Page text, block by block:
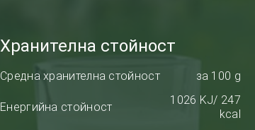
Хранителна стойност
Средна хранителна стойност за 100 g
Енергийна стойност
1026 KJ/ 247
kcal